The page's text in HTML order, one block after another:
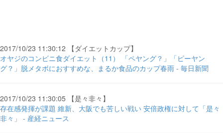
2017/10/23 11:30:12 【ダイエットカップ】
オヤジのコンビニ食ダイエット（11） 「ペヤング？」「ピーヤン
グ？」脱メタボにおすすめな、まるか食品のカップ春雨 - 毎日新聞
2017/10/23 11:30:05 【是々非々】
存在感発揮が課題 維新、大阪でも苦しい戦い 安倍政権に対して「是々
非々」 - 産経ニュース